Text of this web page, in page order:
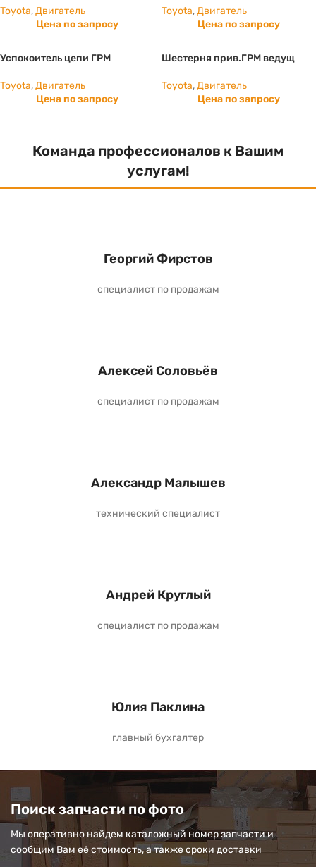
Toyota,Двигатель
Цена по запросу
Toyota,Двигатель
Цена по запросу
Успокоитель цепи ГРМ
Toyota,Двигатель
Цена по запросу
Шестерня прив.ГРМ ведущ
Toyota,Двигатель
Цена по запросу
Команда профессионалов к Вашим
услугам!
Георгий Фирстов
специалист по продажам
Алексей Соловьёв
специалист по продажам
Александр Малышев
технический специалист
Андрей Круглый
специалист по продажам
Юлия Паклина
главный бухгалтер
Поиск запчасти по фото
Мы оперативно найдем каталожный номер запчасти и
сообщим Вам её стоимость, а также сроки доставки